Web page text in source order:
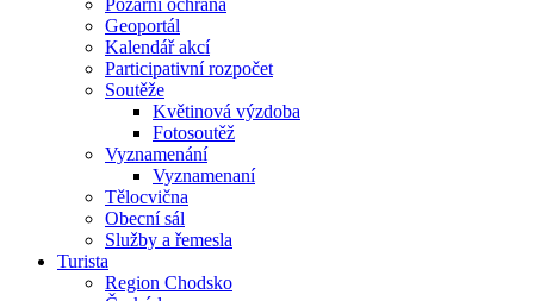
Požární ochrana
Geoportál
Kalendář akcí
Participativní rozpočet
Soutěže
Květinová výzdoba
Fotosoutěž
Vyznamenání
Vyznamenaní
Tělocvična
Obecní sál
Služby a řemesla
Turista
Region Chodsko